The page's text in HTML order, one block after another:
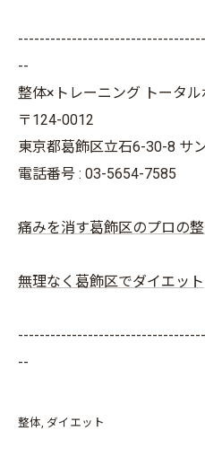
--
整体×トレーニング トータル
〒124-0012
東京都葛飾区立石6-30-8 サ
電話番号 : 03-5654-7585
痛みを消す葛飾区のプロの
無理なく葛飾区でダイエット
--
整体 ダイエット